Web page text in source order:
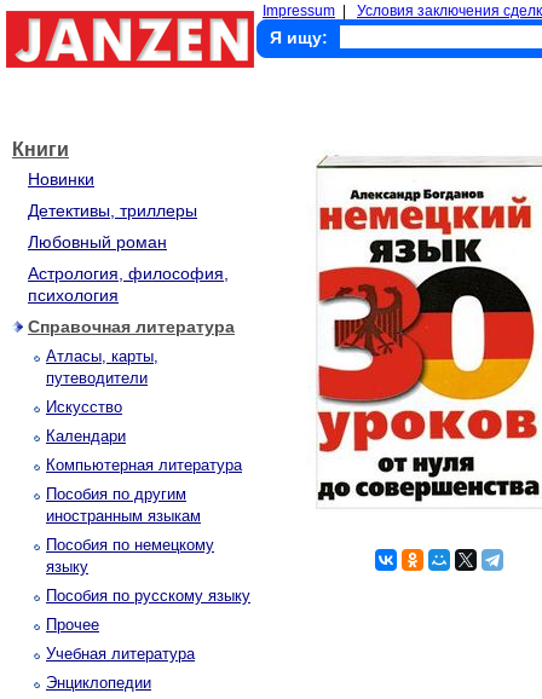
Impressum Условия заключения
Я ищу:
Книги
Новинки
Детективы, триллеры
Любовный роман
Астрология, философия,
психология
Справочная литература
Атласы, карты,
путеводители
Искусство
Календари
Компьютерная литература
Пособия по другим
иностранным языкам
Пособия по немецкому
языку
Пособия по русскому языку
Прочее
Учебная литература
Энциклопедии